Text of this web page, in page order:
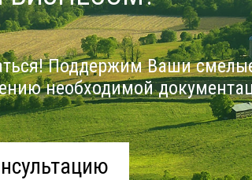
Поддержим Ваши
необходимой